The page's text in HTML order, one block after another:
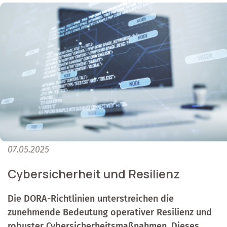
07.05.2025
Cybersicherheit und Resilienz
Die DORA-Richtlinien unterstreichen die
zunehmende Bedeutung operativer Resilienz und